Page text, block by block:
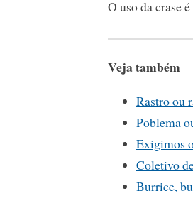
O uso da crase
Veja também
Rastro ou
Poblema
Exigimos
Coletivo
Burrice,